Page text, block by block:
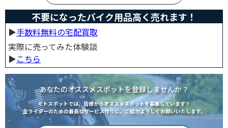
不要になったバイク用品高く売れます！
▶︎手数料無料の宅配買取
実際に売ってみた体験談
▶︎こちら
あなたのオススメスポットを登録しませんか？
モトスポットでは、皆様からオススメスポットを募集しています！
全ライダーのための最高なサービス作りに、ご協力よろしくお願いいたします。